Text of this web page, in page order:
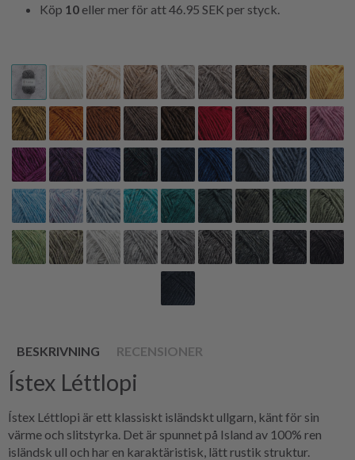
Köp 10 eller mer för att46.95 SEK per styck.
BESKRIVNING RECENSIONER
Ístex Léttlopi
Ístex Léttlopi är ett klassiskt isländskt ullgarn, känt för sin
värme och slitstyrka. Det är spunnet på Island av 100% ren
isländsk ull och har en karaktäristisk, lätt rustik struktur.